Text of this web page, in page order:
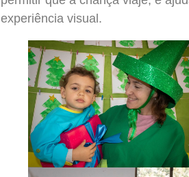
experiência visual.